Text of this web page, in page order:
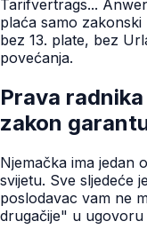
Tarifvertrags...
plaća samo
bez 13. plate, bez
povećanja.
Prava
zakon
Njemačka ima jedan
svijetu. Sve sljedeće je
poslodavac vam ne
drugačije" u